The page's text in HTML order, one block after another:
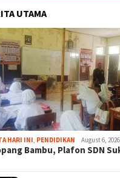
UTAMA
HARI INI PENDIDIKAN August 6, 2026
Bambu, Plafon SDN